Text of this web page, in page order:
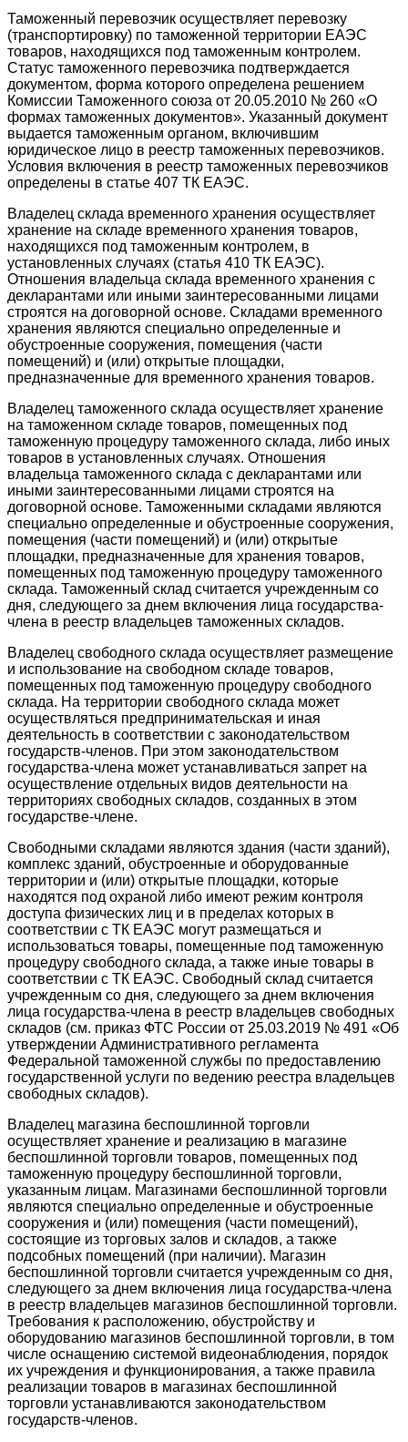
Таможенный перевозчик осуществляет перевозку
(транспортировку) по таможенной территории ЕАЭС
товаров, находящихся под таможенным контролем.
Статус таможенного перевозчика подтверждается
документом, форма которого определена решением
Комиссии Таможенного союза от 20.05.2010 № 260 «О
формах таможенных документов». Указанный документ
выдается таможенным органом, включившим
юридическое лицо в реестр таможенных перевозчиков.
Условия включения в реестр таможенных перевозчиков
определены в статье 407 ТК ЕАЭС.
Владелец склада временного хранения осуществляет
хранение на складе временного хранения товаров,
находящихся под таможенным контролем, в
установленных случаях (статья 410 ТК ЕАЭС).
Отношения владельца склада временного хранения с
декларантами или иными заинтересованными лицами
строятся на договорной основе. Складами временного
хранения являются специально определенные и
обустроенные сооружения, помещения (части
помещений) и (или) открытые площадки,
предназначенные для временного хранения товаров.
Владелец таможенного склада осуществляет хранение
на таможенном складе товаров, помещенных под
таможенную процедуру таможенного склада, либо иных
товаров в установленных случаях. Отношения
владельца таможенного склада с декларантами или
иными заинтересованными лицами строятся на
договорной основе. Таможенными складами являются
специально определенные и обустроенные сооружения,
помещения (части помещений) и (или) открытые
площадки, предназначенные для хранения товаров,
помещенных под таможенную процедуру таможенного
склада. Таможенный склад считается учрежденным со
дня, следующего за днем включения лица государства-
члена в реестр владельцев таможенных складов.
Владелец свободного склада осуществляет размещение
и использование на свободном складе товаров,
помещенных под таможенную процедуру свободного
склада. На территории свободного склада может
осуществляться предпринимательская и иная
деятельность в соответствии с законодательством
государств-членов. При этом законодательством
государства-члена может устанавливаться запрет на
осуществление отдельных видов деятельности на
территориях свободных складов, созданных в этом
государстве-члене.
Свободными складами являются здания (части зданий),
комплекс зданий, обустроенные и оборудованные
территории и (или) открытые площадки, которые
находятся под охраной либо имеют режим контроля
доступа физических лиц и в пределах которых в
соответствии с ТК ЕАЭС могут размещаться и
использоваться товары, помещенные под таможенную
процедуру свободного склада, а также иные товары в
соответствии с ТК ЕАЭС. Свободный склад считается
учрежденным со дня, следующего за днем включения
лица государства-члена в реестр владельцев свободных
складов (см. приказ ФТС России от 25.03.2019 № 491 «Об
утверждении Административного регламента
Федеральной таможенной службы по предоставлению
государственной услуги по ведению реестра владельцев
свободных складов).
Владелец магазина беспошлинной торговли
осуществляет хранение и реализацию в магазине
беспошлинной торговли товаров, помещенных под
таможенную процедуру беспошлинной торговли,
указанным лицам. Магазинами беспошлинной торговли
являются специально определенные и обустроенные
сооружения и (или) помещения (части помещений),
состоящие из торговых залов и складов, а также
подсобных помещений (при наличии). Магазин
беспошлинной торговли считается учрежденным со дня,
следующего за днем включения лица государства-члена
в реестр владельцев магазинов беспошлинной торговли.
Требования к расположению, обустройству и
оборудованию магазинов беспошлинной торговли, в том
числе оснащению системой видеонаблюдения, порядок
их учреждения и функционирования, а также правила
реализации товаров в магазинах беспошлинной
торговли устанавливаются законодательством
государств-членов.